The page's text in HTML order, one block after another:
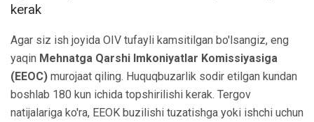
kerak
Agar siz ish joyida OIV tufayli kamsitilgan bo'lsangiz, eng
yaqin Mehnatga Qarshi Imkoniyatlar Komissiyasiga
(EEOC) murojaat qiling. Huquqbuzarlik sodir etilgan kundan
boshlab 180 kun ichida topshirilishi kerak. Tergov
natijalariga ko'ra, EEOK buzilishi tuzatishga yoki ishchi uchun